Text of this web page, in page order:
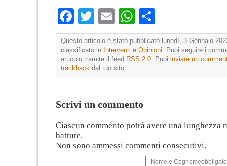
Facebook
TwitterEmailWhatsApp
Questo articolo è stato pubblicato lunedì, 3 Gennaio
classificato in Interventi e Opinioni . Puoi seguire i
articolo tramite il feed RSS 2.0 . Puoi inviare un
trackback dal tuo sito.
Scrivi un commento
Ciascun commento potrà avere una lunghezza
battute.
Non sono ammessi commenti consecutivi.
Nome e